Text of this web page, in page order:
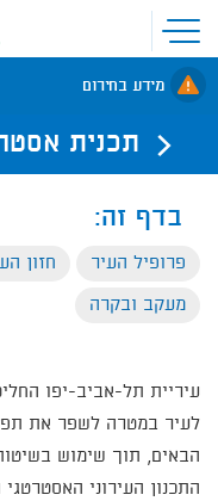
פתיחת
תפריט
אתר
מידע בחירום
תכנית
בדף זה:
פרופיל העיר חזון
מעקב ובקרה
עיריית תל-אביב-יפו
לעיר במטרה לשפר את
הבאים, תוך שימוש
התכנון העירוני